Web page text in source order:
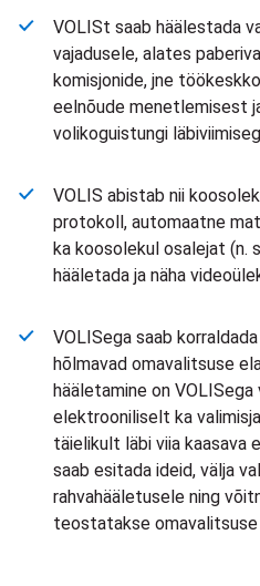
VOLISt saab häälestada
vajadusele, alates
komisjonide, jne
eelnõude menetlemisest
volikoguistungi
VOLIS abistab nii
protokoll, automaatne
ka koosolekul osalejat (n.
hääletada ja näha
VOLISega saab
hõlmavad omavalitsuse
hääletamine on
elektrooniliselt ka
täielikult läbi viia kaasava
saab esitada ideid, välja
rahvahääletusele ning
teostatakse